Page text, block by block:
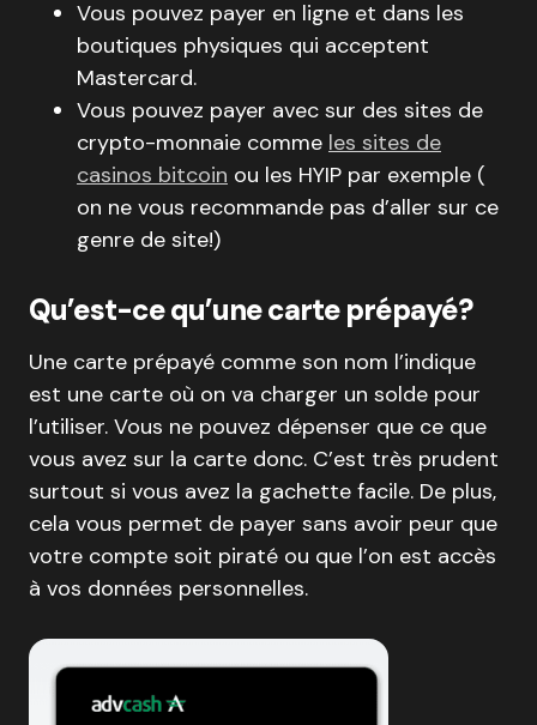
Vous pouvez payer en ligne et dans les
boutiques physiques qui acceptent
Mastercard.
Vous pouvez payer avec sur des sites de
crypto-monnaie comme les sites de
casinos bitcoin ou les HYIP par exemple (
on ne vous recommande pas d’aller sur ce
genre de site!)
Qu’est-ce qu’une carte prépayé?
Une carte prépayé comme son nom l’indique
est une carte où on va charger un solde pour
l’utiliser. Vous ne pouvez dépenser que ce que
vous avez sur la carte donc. C’est très prudent
surtout si vous avez la gachette facile. De plus,
cela vous permet de payer sans avoir peur que
votre compte soit piraté ou que l’on est accès
à vos données personnelles.